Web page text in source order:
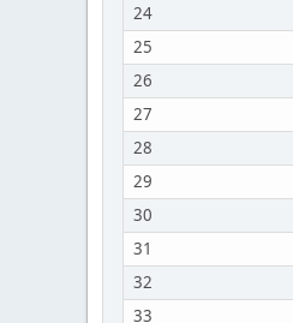
24
25
26
27
28
29
30
31
32
33